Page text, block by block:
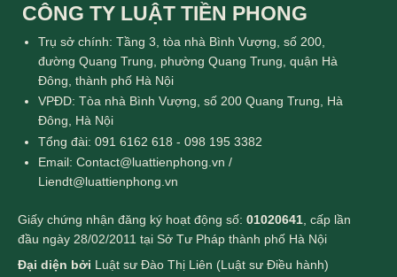
CÔNG TY LUẬT TIỀN PHONG
Trụ sở chính: Tầng 3, tòa nhà Bình Vượng, số 200,
đường Quang Trung, phường Quang Trung, quận Hà
Đông, thành phố Hà Nội
VPĐD: Tòa nhà Bình Vượng, số 200 Quang Trung, Hà
Đông, Hà Nội
Tổng đài: 091 6162 618 - 098 195 3382
Email: Contact@luattienphong.vn /
Liendt@luattienphong.vn
Giấy chứng nhận đăng ký hoạt động số: 01020641, cấp lần
đầu ngày 28/02/2011 tại Sở Tư Pháp thành phố Hà Nội
Đại diện bởi Luật sư Đào Thị Liên (Luật sư Điều hành)